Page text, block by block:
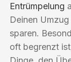
Entrümpelung
Deinen
sparen.
oft begrenzt